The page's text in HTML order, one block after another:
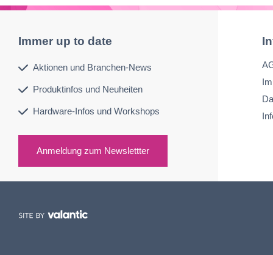
Immer up to date
Aktionen und Branchen-News
Produktinfos und Neuheiten
Hardware-Infos und Workshops
Anmeldung zum Newslettter